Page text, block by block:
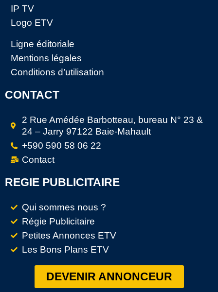
IP TV
Logo ETV
Ligne éditoriale
Mentions légales
Conditions d’utilisation
CONTACT
2 Rue Amédée Barbotteau, bureau N° 23 &
24 – Jarry 97122 Baie-Mahault
+590 590 58 06 22
Contact
REGIE PUBLICITAIRE
Qui sommes nous ?
Régie Publicitaire
Petites Annonces ETV
Les Bons Plans ETV
DEVENIR ANNONCEUR